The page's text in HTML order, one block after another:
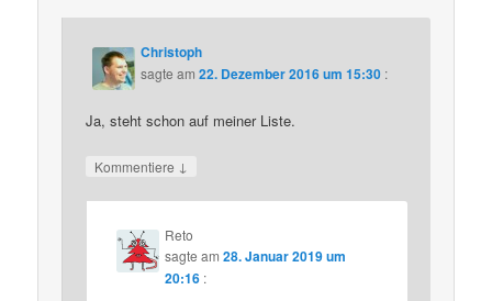
Christoph
sagte am22. Dezember 2016 um 15:30 :
Ja, steht schon auf meiner Liste.
Kommentiere ↓
Reto
sagte am28. Januar 2019 um
20:16 :